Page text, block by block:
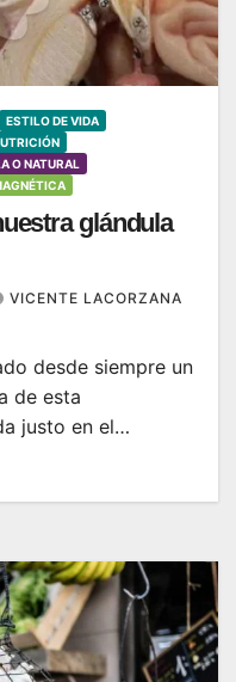
ESTILO DE VIDA
O NATURAL
glándula
VICENTE LACORZANA
desde siempre un
de esta
justo en el…